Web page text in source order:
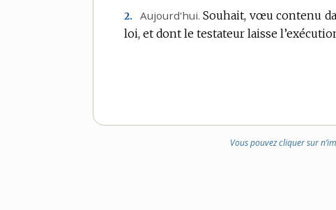
2. Aujourd'hui. Souhait, vœu contenu
loi, et dont le testateur laisse
Vous pouvez cliquer sur